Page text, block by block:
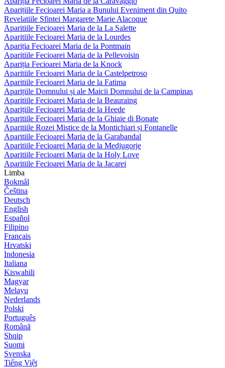
Aparițiile Fecioarei Maria a Bunului Eveniment din Quito
Revelatiile Sfintei Margarete Marie Alacoque
Aparitiile Fecioarei Maria de la La Salette
Aparitiile Fecioarei Maria de la Lourdes
Apariția Fecioarei Maria de la Pontmain
Aparitiile Fecioarei Maria de la Pellevoisin
Apariția Fecioarei Maria de la Knock
Aparitiile Fecioarei Maria de la Castelpetroso
Aparitiile Fecioarei Maria de la Fatima
Aparițiile Domnului și ale Maicii Domnului de la Campinas
Aparitiile Fecioarei Maria de la Beauraing
Aparițiile Fecioarei Maria de la Heede
Aparitiile Fecioarei Maria de la Ghiaie di Bonate
Aparitiile Rozei Mistice de la Montichiari și Fontanelle
Aparitiile Fecioarei Maria de la Garabandal
Aparitiile Fecioarei Maria de la Medjugorje
Aparitiile Fecioarei Maria de la Holy Love
Aparitiile Fecioarei Maria de la Jacarei
Limba
Bokmål
Čeština
Deutsch
English
Español
Filipino
Français
Hrvatski
Indonesia
Italiana
Kiswahili
Magyar
Melayu
Nederlands
Polski
Português
Română
Shqip
Suomi
Svenska
Tiếng Việt